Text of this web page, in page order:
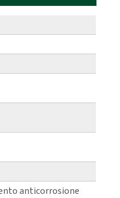
anticorrosione